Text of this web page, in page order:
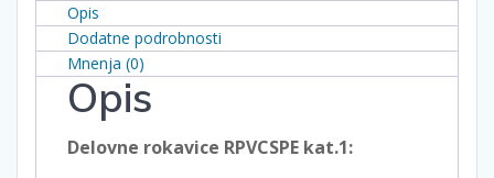
Opis
Dodatne podrobnosti
Mnenja (0)
Opis
Delovne rokavice RPVCSPE kat.1: